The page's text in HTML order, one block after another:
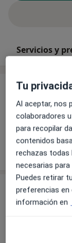
Servicios y
Servicios y
Sin
Este
Consulta
Tu
Al aceptar, nos
colaboradores
para recopilar
contenidos
rechazas todas
necesarias
Puedes retirar
preferencias en
información en